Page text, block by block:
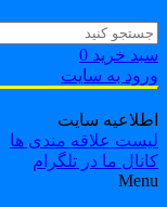
خرید 0
به سایت
سایت
علاقه مندی ها
ما در تلگرام